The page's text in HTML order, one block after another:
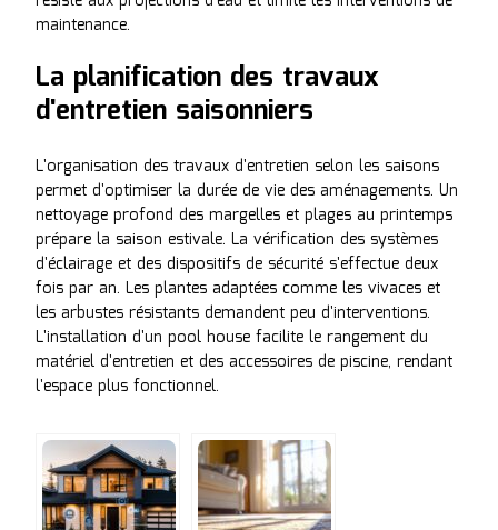
maintenance.
La planification des travaux
d'entretien saisonniers
L'organisation des travaux d'entretien selon les saisons
permet d'optimiser la durée de vie des aménagements. Un
nettoyage profond des margelles et plages au printemps
prépare la saison estivale. La vérification des systèmes
d'éclairage et des dispositifs de sécurité s'effectue deux
fois par an. Les plantes adaptées comme les vivaces et
les arbustes résistants demandent peu d'interventions.
L'installation d'un pool house facilite le rangement du
matériel d'entretien et des accessoires de piscine, rendant
l'espace plus fonctionnel.